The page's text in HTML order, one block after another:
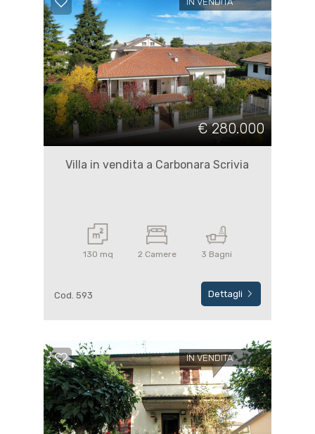
€ 280.000
Villa in vendita a Carbonara Scrivia
130 mq 2 Camere 3 Bagni
Cod. 593 Dettagli
IN VENDITA